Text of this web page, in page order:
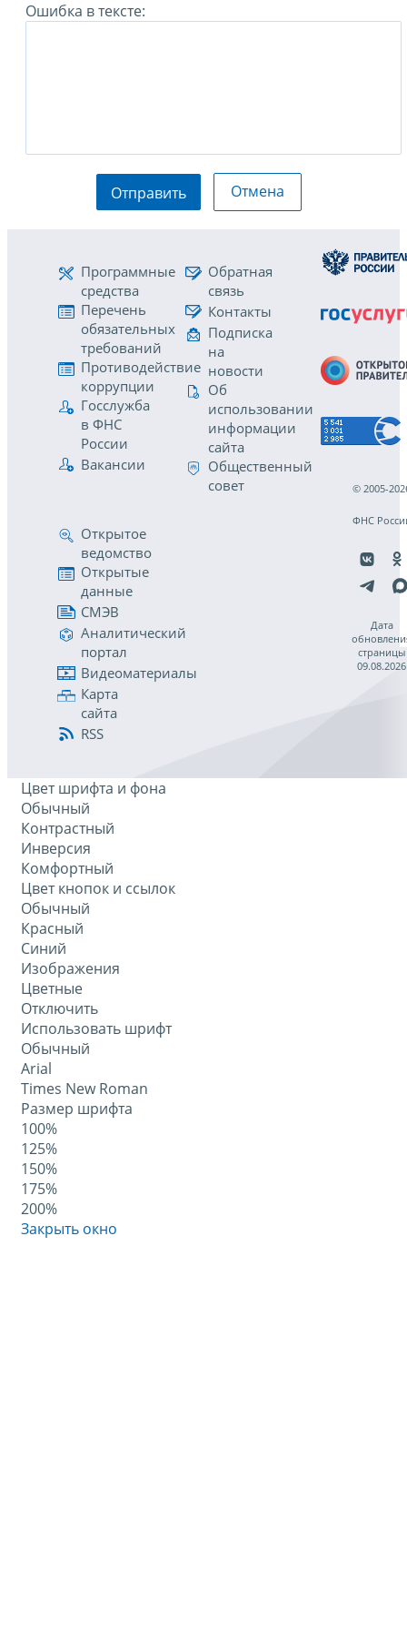
Ошибка в тексте:
Отправить Отмена
Программные
средства
Перечень
обязательных
требований
Противодействие
коррупции
Госслужба
в ФНС
России
Вакансии
Обратная
связь
Контакты
Подписка
на
новости
Об
использовании
информации
сайта
Общественный
совет
Открытое
ведомство
Открытые
данные
СМЭВ
Аналитический
портал
Видеоматериалы
Карта
сайта
RSS
© 2005-
ФНС
Дата
страницы
09.08.2026
Цвет шрифта и фона
Обычный
Контрастный
Инверсия
Комфортный
Цвет кнопок и ссылок
Обычный
Красный
Синий
Изображения
Цветные
Отключить
Использовать шрифт
Обычный
Arial
Times New Roman
Размер шрифта
100%
125%
150%
175%
200%
Закрыть окно